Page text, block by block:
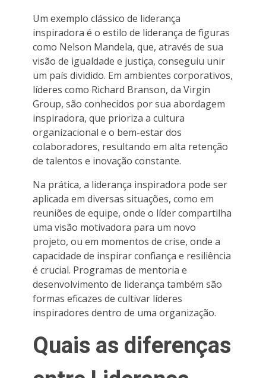
Um exemplo clássico de liderança
inspiradora é o estilo de liderança de figuras
como Nelson Mandela, que, através de sua
visão de igualdade e justiça, conseguiu unir
um país dividido. Em ambientes corporativos,
líderes como Richard Branson, da Virgin
Group, são conhecidos por sua abordagem
inspiradora, que prioriza a cultura
organizacional e o bem-estar dos
colaboradores, resultando em alta retenção
de talentos e inovação constante.
Na prática, a liderança inspiradora pode ser
aplicada em diversas situações, como em
reuniões de equipe, onde o líder compartilha
uma visão motivadora para um novo
projeto, ou em momentos de crise, onde a
capacidade de inspirar confiança e resiliência
é crucial. Programas de mentoria e
desenvolvimento de liderança também são
formas eficazes de cultivar líderes
inspiradores dentro de uma organização.
Quais as diferenças